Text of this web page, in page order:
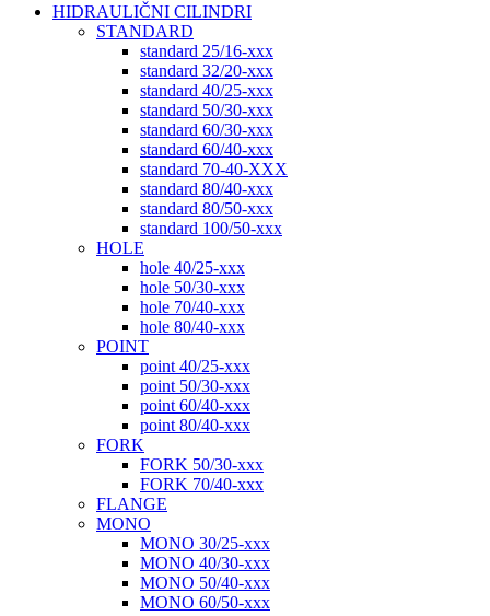
HIDRAULIČNI CILINDRI
STANDARD
standard 25/16-xxx
standard 32/20-xxx
standard 40/25-xxx
standard 50/30-xxx
standard 60/30-xxx
standard 60/40-xxx
standard 70-40-XXX
standard 80/40-xxx
standard 80/50-xxx
standard 100/50-xxx
HOLE
hole 40/25-xxx
hole 50/30-xxx
hole 70/40-xxx
hole 80/40-xxx
POINT
point 40/25-xxx
point 50/30-xxx
point 60/40-xxx
point 80/40-xxx
FORK
FORK 50/30-xxx
FORK 70/40-xxx
FLANGE
MONO
MONO 30/25-xxx
MONO 40/30-xxx
MONO 50/40-xxx
MONO 60/50-xxx